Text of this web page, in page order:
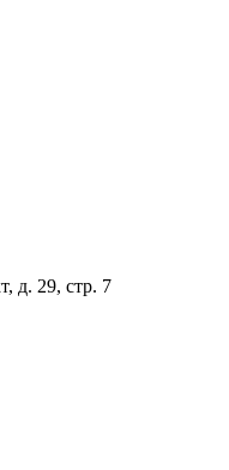
д. 29, стр. 7